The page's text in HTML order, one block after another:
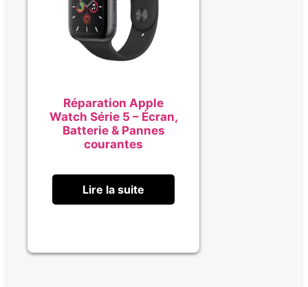
Réparation Apple
Watch Série 5 – Écran,
Batterie & Pannes
courantes
Lire la suite